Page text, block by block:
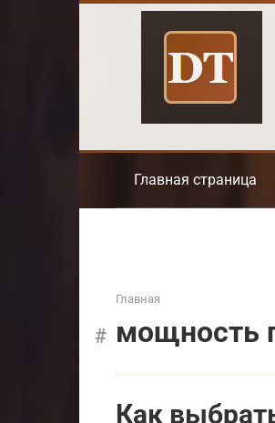
Главная страница
Главная
мощность
Как